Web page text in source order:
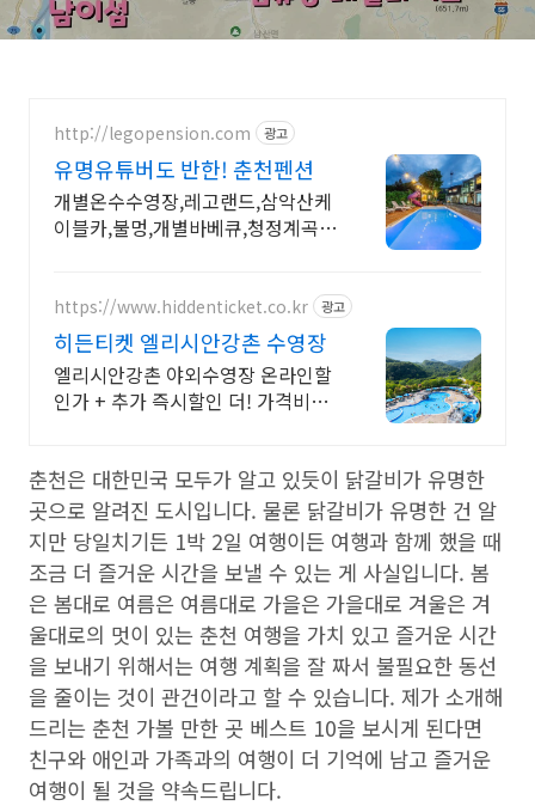
http://legopension.com 광고
유명유튜버도 반한! 춘천펜션
개별온수수영장,레고랜드,삼악산케
이블카,불멍,개별바베큐,청정계곡!
https://www.hiddenticket.co.kr 광고
히든티켓 엘리시안강촌 수영장
엘리시안강촌 야외수영장 온라인할
인가 + 추가 즉시할인 더! 가격비교
춘천은 대한민국 모두가 알고 있듯이 닭갈비가 유명한
곳으로 알려진 도시입니다. 물론 닭갈비가 유명한 건 알
지만 당일치기든 1박 2일 여행이든 여행과 함께 했을 때
조금 더 즐거운 시간을 보낼 수 있는 게 사실입니다. 봄
은 봄대로 여름은 여름대로 가을은 가을대로 겨울은 겨
울대로의 멋이 있는 춘천 여행을 가치 있고 즐거운 시간
을 보내기 위해서는 여행 계획을 잘 짜서 불필요한 동선
을 줄이는 것이 관건이라고 할 수 있습니다. 제가 소개해
드리는 춘천 가볼 만한 곳 베스트 10을 보시게 된다면
친구와 애인과 가족과의 여행이 더 기억에 남고 즐거운
여행이 될 것을 약속드립니다.